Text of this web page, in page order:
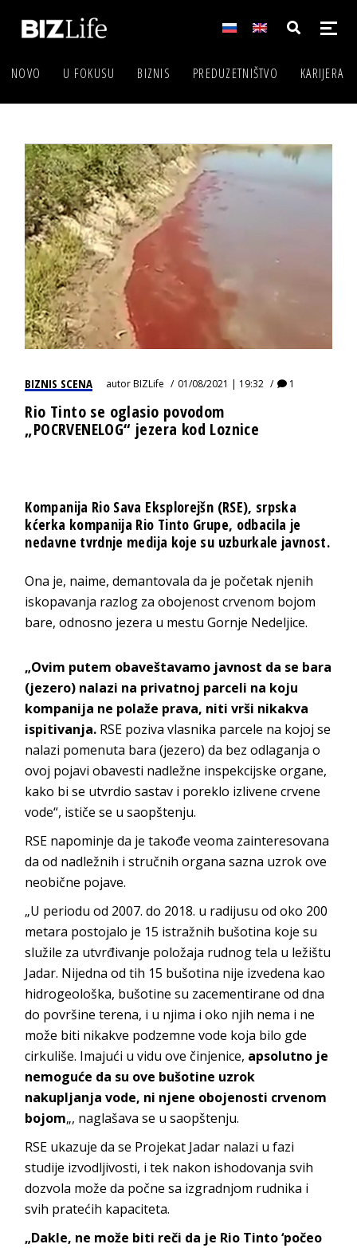
NOVO U FOKUSU BIZNIS PREDUZETNIŠTVO KARIJERA
BIZNIS SCENA autorBIZLife 01/08/2021 | 19:32 1
Rio Tinto se oglasio povodom
„POCRVENELOG“ jezera kod Loznice
Kompanija Rio Sava Eksplorejšn (RSE), srpska
kćerka kompanija Rio Tinto Grupe, odbacila je
nedavne tvrdnje medija koje su uzburkale javnost.
Ona je, naime, demantovala da je početak njenih
iskopavanja razlog za obojenost crvenom bojom
bare, odnosno jezera u mestu Gornje Nedeljice.
„Ovim putem obaveštavamo javnost da se bara
(jezero) nalazi na privatnoj parceli na koju
kompanija ne polaže prava, niti vrši nikakva
ispitivanja. RSE poziva vlasnika parcele na kojoj se
nalazi pomenuta bara (jezero) da bez odlaganja o
ovoj pojavi obavesti nadležne inspekcijske organe,
kako bi se utvrdio sastav i poreklo izlivene crvene
vode“, ističe se u saopštenju.
RSE napominje da je takođe veoma zainteresovana
da od nadležnih i stručnih organa sazna uzrok ove
neobične pojave.
„U periodu od 2007. do 2018. u radijusu od oko 200
metara postojalo je 15 istražnih bušotina koje su
služile za utvrđivanje položaja rudnog tela u ležištu
Jadar. Nijedna od tih 15 bušotina nije izvedena kao
hidrogeološka, bušotine su zacementirane od dna
do površine terena, i u njima i oko njih nema i ne
može biti nikakve podzemne vode koja bilo gde
cirkuliše. Imajući u vidu ove činjenice, apsolutno je
nemoguće da su ove bušotine uzrok
nakupljanja vode, ni njene obojenosti crvenom
bojom„, naglašava se u saopštenju.
RSE ukazuje da se Projekat Jadar nalazi u fazi
studije izvodljivosti, i tek nakon ishodovanja svih
dozvola može da počne sa izgradnjom rudnika i
svih pratećih kapaciteta.
„Dakle, ne može biti reči da je Rio Tinto ‘počeo